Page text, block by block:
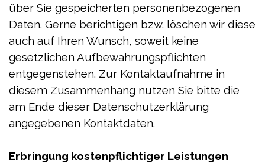
über Sie gespeicherten personenbezogenen
Daten. Gerne berichtigen bzw. löschen wir diese
auch auf Ihren Wunsch, soweit keine
gesetzlichen Aufbewahrungspflichten
entgegenstehen. Zur Kontaktaufnahme in
diesem Zusammenhang nutzen Sie bitte die
am Ende dieser Datenschutzerklärung
angegebenen Kontaktdaten.
Erbringung kostenpflichtiger Leistungen